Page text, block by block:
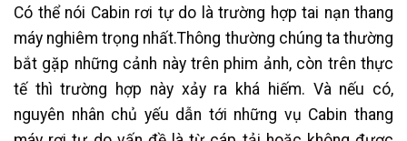
Có thể nói Cabin rơi tự do là trường hợp tai nạn thang
máy nghiêm trọng nhất.Thông thường chúng ta thường
bắt gặp những cảnh này trên phim ảnh, còn trên thực
tế thì trường hợp này xảy ra khá hiếm. Và nếu có,
nguyên nhân chủ yếu dẫn tới những vụ Cabin thang